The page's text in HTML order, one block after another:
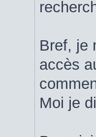
Bref, je
accès
Moi je